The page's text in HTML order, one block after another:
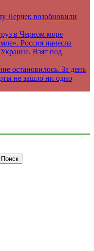
Лерчек возобновили
в Черном море
Россия нанесла
Взят под
остановилось. За день
не зашло ни одно